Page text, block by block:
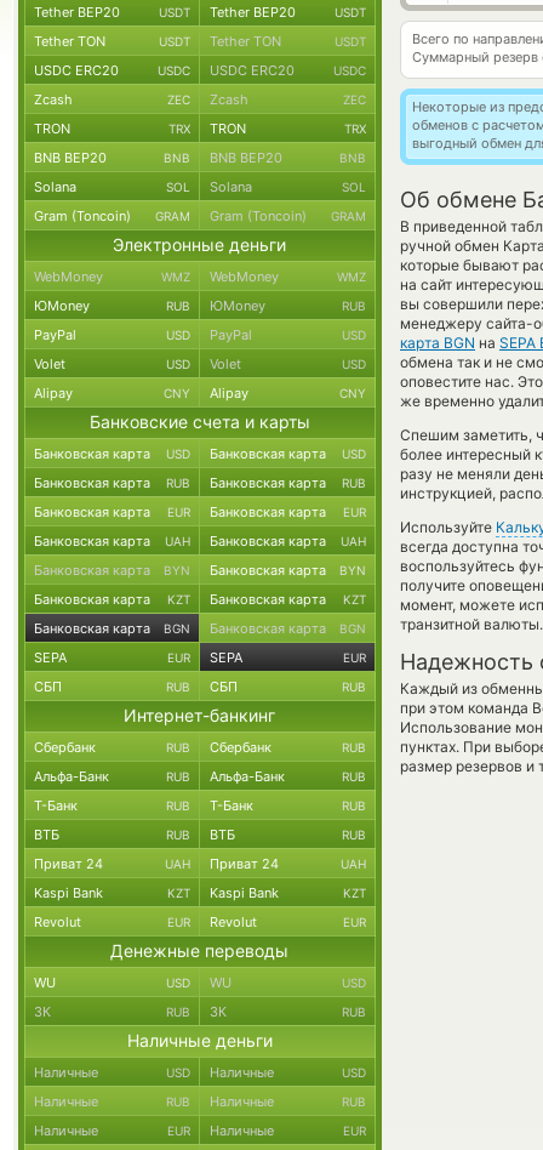
Всего по
Суммарный резерв
Некоторые из
обменов с
выгодный обмен
Об обмене
В приведенной
ручной обмен
которые бывают
на сайт
вы совершили
менеджеру сайта-
карта BGN на SEPA
обмена так и не
оповестите нас.
же временно
Спешим заметить,
более интересный
разу не меняли
инструкцией,
Используйте
всегда доступна
воспользуйтесь
получите
момент, можете
транзитной валюты.
Надежность
Каждый из
при этом команда
Использование
пунктах. При
размер резервов и
Tether BEP20 USDT Tether BEP20 USDT
Tether TON USDT Tether TON USDT
USDC ERC20 USDC USDC ERC20 USDC
Zcash ZEC Zcash ZEC
TRON TRX TRON TRX
BNB BEP20 BNB BNB BEP20 BNB
Solana SOL Solana SOL
Gram (Toncoin) GRAM Gram (Toncoin) GRAM
Электронные деньги
WebMoney WMZ WebMoney WMZ
ЮMoney RUB ЮMoney RUB
PayPal USD PayPal USD
Volet USD Volet USD
Alipay CNY Alipay CNY
Банковские счета и карты
Банковская карта USD Банковская карта USD
Банковская карта RUB Банковская карта RUB
Банковская карта EUR Банковская карта EUR
Банковская карта UAH Банковская карта UAH
Банковская карта BYN Банковская карта BYN
Банковская карта KZT Банковская карта KZT
Банковская карта BGN Банковская карта BGN
SEPA EUR SEPA EUR
СБП RUB СБП RUB
Интернет-банкинг
Сбербанк RUB Сбербанк RUB
Альфа-Банк RUB Альфа-Банк RUB
Т-Банк RUB Т-Банк RUB
ВТБ RUB ВТБ RUB
Приват 24 UAH Приват 24 UAH
Kaspi Bank KZT Kaspi Bank KZT
Revolut EUR Revolut EUR
Денежные переводы
WU USD WU USD
ЗК RUB ЗК RUB
Наличные деньги
Наличные USD Наличные USD
Наличные RUB Наличные RUB
Наличные EUR Наличные EUR